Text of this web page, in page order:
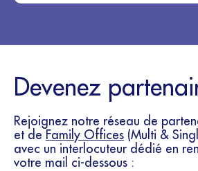
Devenez
Rejoignez notre réseau de
et de Family Offices (Multi &
avec un interlocuteur dédié en
votre mail ci-dessous :